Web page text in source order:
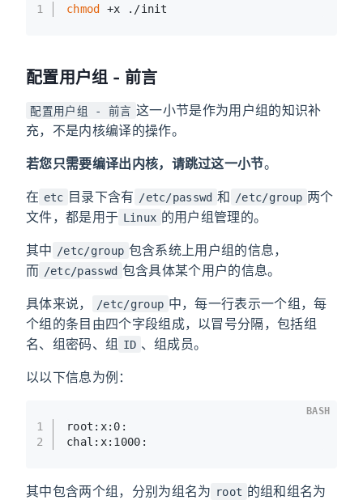
1 chmod +x ./init
配置用户组 - 前言
配置用户组 - 前言 这一小节是作为用户组的知识补
充，不是内核编译的操作。
若您只需要编译出内核，请跳过这一小节。
在 etc 目录下含有 /etc/passwd 和 /etc/group 两个
文件，都是用于 Linux 的用户组管理的。
其中 /etc/group 包含系统上用户组的信息，
而 /etc/passwd 包含具体某个用户的信息。
具体来说， /etc/group 中，每一行表示一个组，每
个组的条目由四个字段组成，以冒号分隔，包括组
名、组密码、组 ID 、组成员。
以以下信息为例：
1
2
root:x:0:
chal:x:1000:
BASH
其中包含两个组，分别为组名为 root 的组和组名为